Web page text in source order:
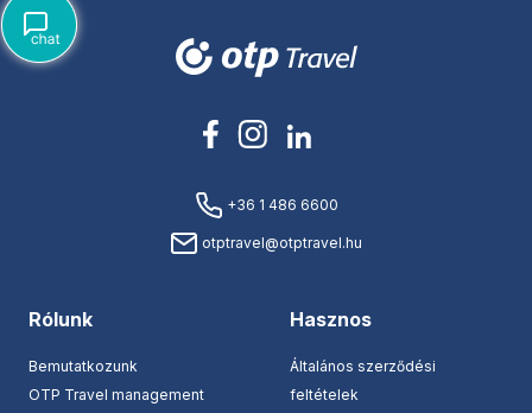
+36 1 486 6600
otptravel@otptravel.hu
Rólunk
Bemutatkozunk
OTP Travel management
Hasznos
Általános szerződési
feltételek